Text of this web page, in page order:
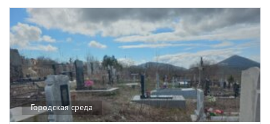
Городская среда